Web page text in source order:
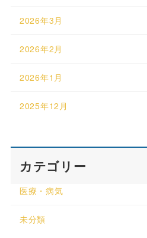
2026年3月
2026年2月
2026年1月
2025年12月
カテゴリー
医療・病気
未分類